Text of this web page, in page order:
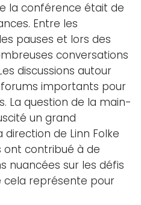
la conférence était de
Entre les
pauses et lors des
conversations
discussions autour
importants pour
La question de la main-
un grand
de Linn Folke
ont contribué à de
nuancées sur les défis
représente pour